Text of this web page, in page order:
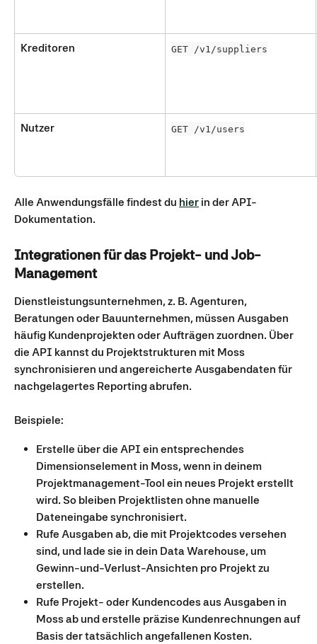
Kreditoren GET /v1/suppliers
Nutzer GET /v1/users
Alle Anwendungsfälle findest du hier in der API-
Dokumentation.
Integrationen für das Projekt- und Job-
Management
Dienstleistungsunternehmen, z. B. Agenturen,
Beratungen oder Bauunternehmen, müssen Ausgaben
häufig Kundenprojekten oder Aufträgen zuordnen. Über
die API kannst du Projektstrukturen mit Moss
synchronisieren und angereicherte Ausgabendaten für
nachgelagertes Reporting abrufen.
Beispiele:
Erstelle über die API ein entsprechendes
Dimensionselement in Moss, wenn in deinem
Projektmanagement-Tool ein neues Projekt erstellt
wird. So bleiben Projektlisten ohne manuelle
Dateneingabe synchronisiert.
Rufe Ausgaben ab, die mit Projektcodes versehen
sind, und lade sie in dein Data Warehouse, um
Gewinn-und-Verlust-Ansichten pro Projekt zu
erstellen.
Rufe Projekt- oder Kundencodes aus Ausgaben in
Moss ab und erstelle präzise Kundenrechnungen auf
Basis der tatsächlich angefallenen Kosten.